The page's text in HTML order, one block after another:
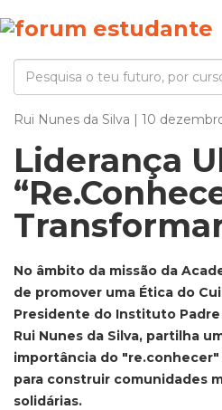
Rui Nunes da Silva | 10
Liderança
No âmbito da missão da
de promover uma Ética do
Presidente do Instituto Padre
Rui Nunes da Silva, partilha
importância do
para construir comunidades
solidárias.